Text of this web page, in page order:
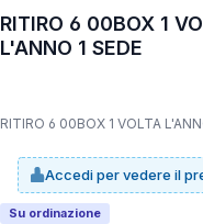
RITIRO 6 00BOX 1
L'ANNO 1 SEDE
RITIRO 6 00BOX 1 VOLTA
Accedi per vedere il
Su ordinazione